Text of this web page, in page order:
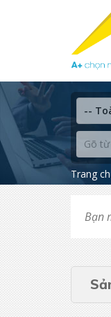
Trang
Bạn